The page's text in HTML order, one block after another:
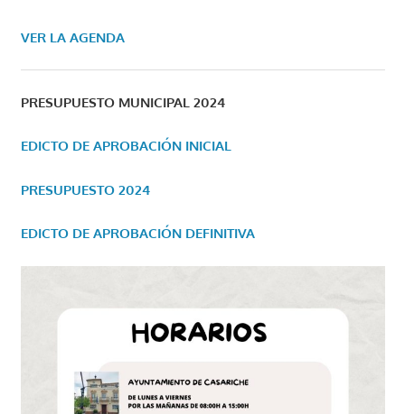
VER LA AGENDA
PRESUPUESTO MUNICIPAL 2024
EDICTO DE APROBACIÓN INICIAL
PRESUPUESTO 2024
EDICTO DE APROBACIÓN DEFINITIVA